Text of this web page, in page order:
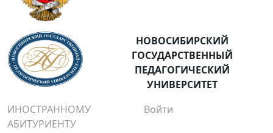
НОВОСИБИРСКИЙ
ГОСУДАРСТВЕННЫЙ
ПЕДАГОГИЧЕСКИЙ
УНИВЕРСИТЕТ
ИНОСТРАННОМУ
АБИТУРИЕНТУ
Войти